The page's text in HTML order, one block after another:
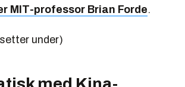
MIT-professor Brian Forde.
under)